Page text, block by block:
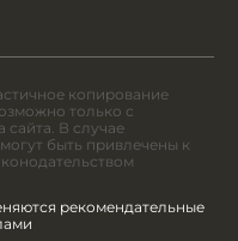
копирование
только с
В случае
быть привлечены к
рекомендательные